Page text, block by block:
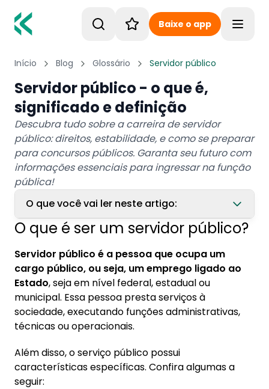
Baixe o app
Início Blog Glossário Servidor público
Servidor público - o que é,
significado e definição
Descubra tudo sobre a carreira de servidor
público: direitos, estabilidade, e como se preparar
para concursos públicos. Garanta seu futuro com
informações essenciais para ingressar na função
pública!
O que você vai ler neste artigo:
1. O que é ser um servidor público?
2. Qual a diferença entre servidor público é
funcionário público?
3. Servidor concursado tem carteira assinada?
4. É possível demitir empregado público?
5. Como se tornar um servidor público?
O que é ser um servidor público?
Servidor público é a pessoa que ocupa um
cargo público, ou seja, um emprego ligado ao
Estado, seja em nível federal, estadual ou
municipal. Essa pessoa presta serviços à
sociedade, executando funções administrativas,
técnicas ou operacionais.
Além disso, o serviço público possui
características específicas. Confira algumas a
seguir: